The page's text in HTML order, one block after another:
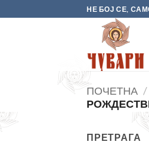
to
НЕ БОЈ СЕ,
ПОЧЕТНА /
ПРЕТРАГА